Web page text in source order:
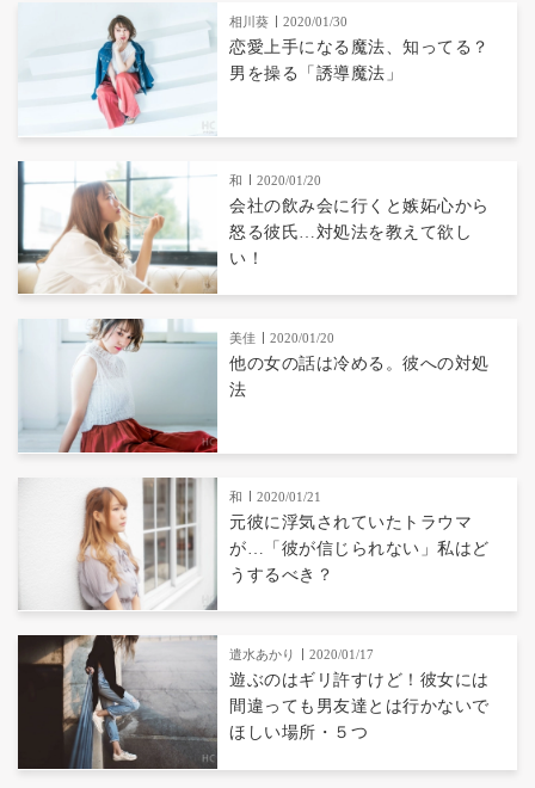
相川葵 2020/01/30
恋愛上手になる魔法、知ってる？
男を操る「誘導魔法」
和 2020/01/20
会社の飲み会に行くと嫉妬心から
怒る彼氏…対処法を教えて欲し
い！
美佳 2020/01/20
他の女の話は冷める。彼への対処
法
和 2020/01/21
元彼に浮気されていたトラウマ
が…「彼が信じられない」私はど
うするべき？
遣水あかり 2020/01/17
遊ぶのはギリ許すけど！彼女には
間違っても男友達とは行かないで
ほしい場所・５つ